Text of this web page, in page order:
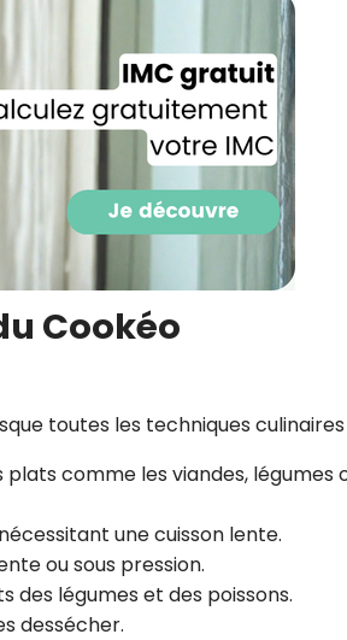
Cookéo
toutes les techniques culinaires
comme les viandes, légumes
une cuisson lente.
ou sous pression.
des légumes et des poissons.
dessécher.
Je consens à ce que la société
Prisma Players analyse le taux
des courriels pour mesurer et
performances des campagnes.
pourrons savoir si vous ouvrez les
l'heure à laquelle vous le faites
des informations sur le terminal
utilisez. Pour en savoir plus sur ces
voir notrepolitique de
Je reçois mon cadeau !
envoyer votre newsletter contenant des offres
personnalisées. Vous pourrez vous désinscrire en
désabonnement intégré dans la newsletter. Pour en